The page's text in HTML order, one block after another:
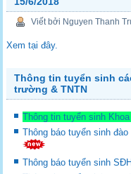
Viết bởi Nguyen Thanh
Xem tại đây.
Thông tin tuyển sinh
trường & TNTN
Thông tin tuyển sinh
Thông báo tuyển sinh
Thông báo tuyển sinh